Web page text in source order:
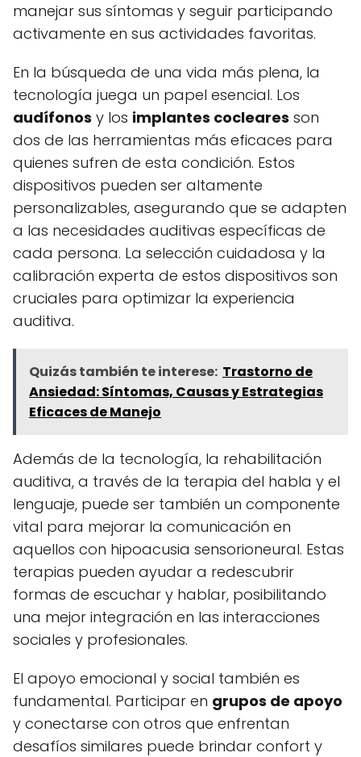
manejar sus síntomas y seguir participando
activamente en sus actividades favoritas.
En la búsqueda de una vida más plena, la
tecnología juega un papel esencial. Los
audífonos y los implantes cocleares son
dos de las herramientas más eficaces para
quienes sufren de esta condición. Estos
dispositivos pueden ser altamente
personalizables, asegurando que se adapten
a las necesidades auditivas específicas de
cada persona. La selección cuidadosa y la
calibración experta de estos dispositivos son
cruciales para optimizar la experiencia
auditiva.
Quizás también te interese: Trastorno de
Ansiedad: Síntomas, Causas y Estrategias
Eficaces de Manejo
Además de la tecnología, la rehabilitación
auditiva, a través de la terapia del habla y el
lenguaje, puede ser también un componente
vital para mejorar la comunicación en
aquellos con hipoacusia sensorioneural. Estas
terapias pueden ayudar a redescubrir
formas de escuchar y hablar, posibilitando
una mejor integración en las interacciones
sociales y profesionales.
El apoyo emocional y social también es
fundamental. Participar en grupos de apoyo
y conectarse con otros que enfrentan
desafíos similares puede brindar confort y